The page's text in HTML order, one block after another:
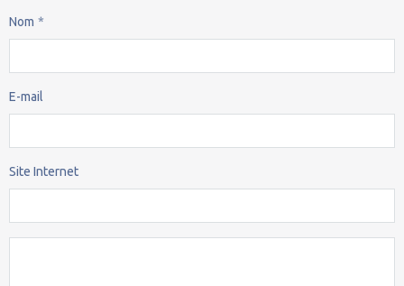
Nom
E-mail
Site Internet